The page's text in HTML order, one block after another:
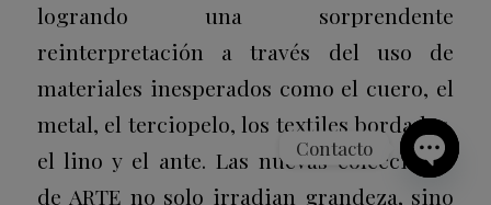
logrando una sorprendente
reinterpretación a través del uso de
materiales inesperados como el cuero, el
metal, el terciopelo, los textiles bordados,
el lino y el ante. Las nuevas colecciones
de ARTE no solo irradian grandeza, sino
Contacto
chaty